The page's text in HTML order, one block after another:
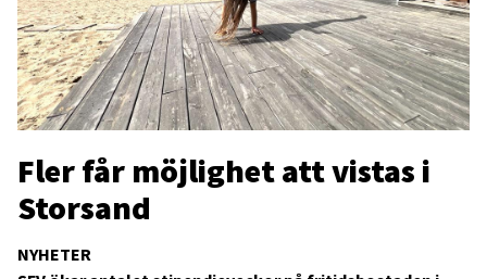
NYHETER
Fler får möjlighet att vistas i
Storsand